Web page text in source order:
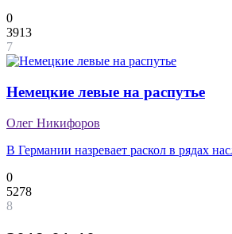
0
3913
7
Немецкие левые на распутье
Олег Никифоров
В Германии назревает раскол в рядах
0
5278
8